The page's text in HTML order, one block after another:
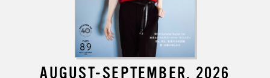
AUGUST-SEPTEMBER, 2026